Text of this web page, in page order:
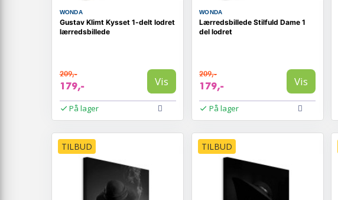
WONDA
Gustav Klimt Kysset 1-delt lodret
lærredsbillede
209,-
179,- Vis
På lager
WONDA
Lærredsbillede Stilfuld Dame 1
del lodret
209,-
179,- Vis
På lager
TILBUD TILBUD